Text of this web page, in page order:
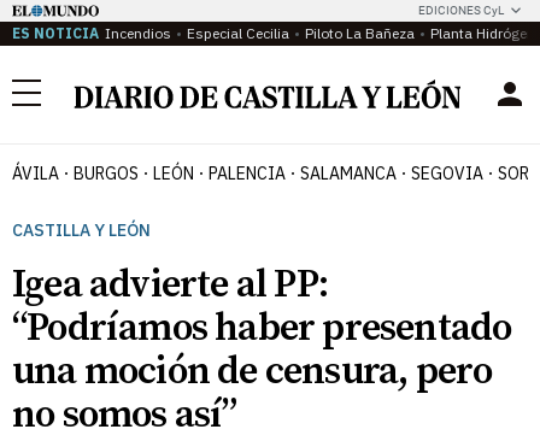
EDICIONES CyL
ES NOTICIA Incendios Especial Cecilia Piloto La Bañeza Planta
Menú
ÁVILA BURGOS LEÓN PALENCIA SALAMANCA SEGOVIA
CASTILLA Y LEÓN
Igea advierte al PP:
“Podríamos haber presentado
una moción de censura, pero
no somos así”